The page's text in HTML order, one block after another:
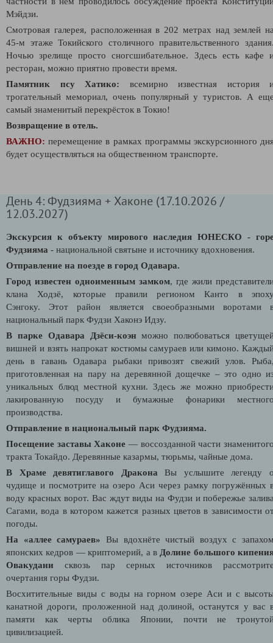
Мэйдзи.
Смотровая галерея, расположенная в 202 метрах над землей
45-м этаже Токийского столичного правительственного
Ночью зрелище просто сногсшибательное. Здесь есть кафе
ресторан, можно приятно провести время.
Памятник псу Хатико:
всемирно известная история
трогательный мемориал, очень популярный у туристов. А
самый знаменитый перекрёсток в Токио!
Возвращение в отель.
ВАЖНО: перемещение в рамках программы экскурсионного
будет осуществляться на общественном транспорте.
День 4: Фудзияма + Хаконе (17.10.2026 /
12.03.2027)
Экскурсия к объекту мирового наследия ЮНЕСКО
-
Фудзияма - национальной святыне и источнику вдохновения.
Отправление на поезде в город Одавара.
Город известен одноименным замком, где жили
клана Ходзё, которые правили регионом Канто в
Сэнгоку. Этот район является своеобразными воротами
национальный парк Фудзи Хаконэ Идзу.
В парке Одавара Дзёси-коэн можно полюбоваться
вишней и взять напрокат костюмы самураев или кимоно.
день в гавань Одавара рыбаки привозят свежий улов.
приготовленная на пару на деревянной дощечке – это одно
уникальных блюд местной кухни. Здесь же можно
лакированную посуду и бумажные фонарики
производства.
Отправление в национальный парк Фудзияма.
Посещение заставы Хаконе — воссозданной части
тракта Токайдо. Деревянные казармы, тюрьмы, чайные дома.
В Храме девятиглавого Дракона Вы услышите легенду
чудище и посмотрите на озеро Аси через рамку погружённых
воду красных ворот. Вас ждут виды на Фудзи ипобережье
Сагами, вода в котором кажется разных цветов в зависимости
погоды.
На «аллее самураев» Вы вдохнёте чистый воздух с
японских кедров — криптомерий, а в Долине большого
Овакудани сквозь пар серных источников
очертания горы Фудзи.
Восхитительные виды с воды на горном озере Аси и с
канатной дороги, проложенной над долиной, останутся у вас
памяти как черты облика Японии, почти не
цивилизацией.